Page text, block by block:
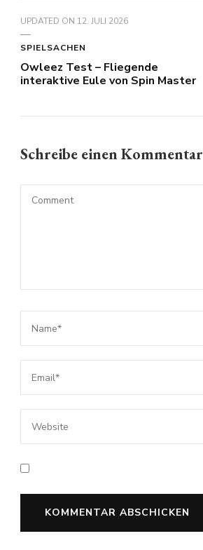
UPDATED ON 12. JULI 2026
SPIELSACHEN
Owleez Test – Fliegende
interaktive Eule von Spin Master
Schreibe einen Kommentar